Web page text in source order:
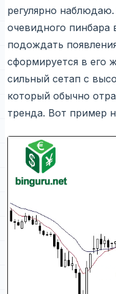
регулярно
очевидного
подождать
сформируется в его
сильный сетап с
который обычно
тренда. Вот пример